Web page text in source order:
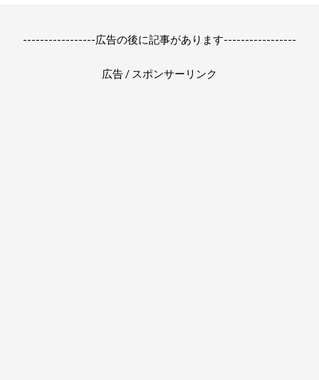
-----------------広告の後に記事があります-----------------
広告 / スポンサーリンク